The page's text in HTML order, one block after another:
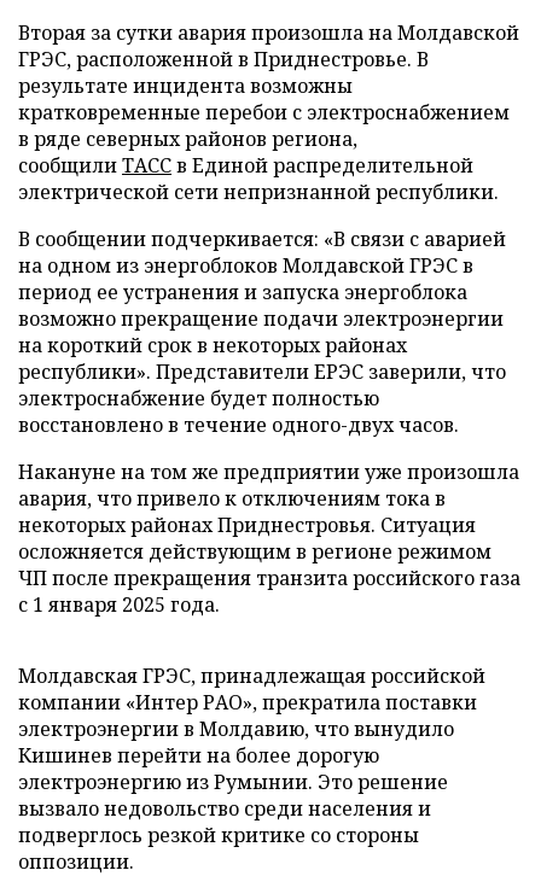
Вторая за сутки авария произошла на Молдавской
ГРЭС, расположенной в Приднестровье. В
результате инцидента возможны
кратковременные перебои с электроснабжением
в ряде северных районов региона,
сообщилиТАССв Единой распределительной
электрической сети непризнанной республики.
В сообщении подчеркивается: «В связи с аварией
на одном из энергоблоков Молдавской ГРЭС в
период ее устранения и запуска энергоблока
возможно прекращение подачи электроэнергии
на короткий срок в некоторых районах
республики». Представители ЕРЭС заверили, что
электроснабжение будет полностью
восстановлено в течение одного-двух часов.
Накануне на том же предприятии уже произошла
авария, что привело к отключениям тока в
некоторых районах Приднестровья. Ситуация
осложняется действующим в регионе режимом
ЧП после прекращения транзита российского газа
с 1 января 2025 года.
Молдавская ГРЭС, принадлежащая российской
компании «Интер РАО», прекратила поставки
электроэнергии в Молдавию, что вынудило
Кишинев перейти на более дорогую
электроэнергию из Румынии. Это решение
вызвало недовольство среди населения и
подверглось резкой критике со стороны
оппозиции.